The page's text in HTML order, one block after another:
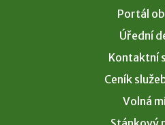
Portál
Úřední
Kontaktní
Ceník
Volná